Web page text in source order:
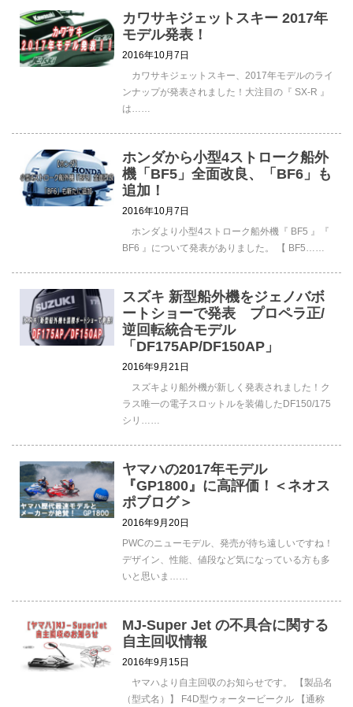
カワサキジェットスキー 2017年
モデル発表！
2016年10月7日
カワサキジェットスキー、2017年モデルのライ
ンナップが発表されました！大注目の『 SX-R 』
は……
ホンダから小型4ストローク船外
機「BF5」全面改良、「BF6」も
追加！
2016年10月7日
ホンダより小型4ストローク船外機『 BF5 』『
BF6 』について発表がありました。 【 BF5……
スズキ 新型船外機をジェノバボ
ートショーで発表 プロペラ正/
逆回転統合モデル
「DF175AP/DF150AP」
2016年9月21日
スズキより船外機が新しく発表されました！ク
ラス唯一の電子スロットルを装備したDF150/175
シリ……
ヤマハの2017年モデル
『GP1800』に高評価！＜ネオス
ポブログ＞
2016年9月20日
PWCのニューモデル、発売が待ち遠しいですね！
デザイン、性能、値段など気になっている方も多
いと思いま……
MJ-Super Jet の不具合に関する
自主回収情報
2016年9月15日
ヤマハより自主回収のお知らせです。 【製品名
（型式名）】 F4D型ウォータービークル 【通称